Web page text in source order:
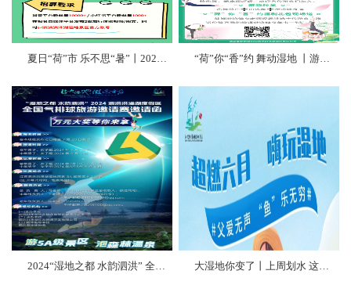
夏日“荷”市 乐不思“暑”丨2024湿地“荷”美艺术市集旅行体验官招募 “荷”你“香”约 舞动湿地 丨游大湿地 做有氧运动
2024“湿地之都 水韵泗洪” 全国气排球邀请赛即将在洪泽湖湿地5A级景区拉开战幕！ 大湿地你变了丨上周划水 这周摸鱼